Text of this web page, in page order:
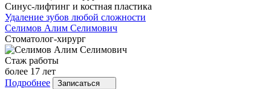
Синус-лифтинг и костная пластика
Удаление зубов любой сложности
Селимов Алим Селимович
Стоматолог-хирург
Стаж работы
более 17 лет
Подробнее
Записаться